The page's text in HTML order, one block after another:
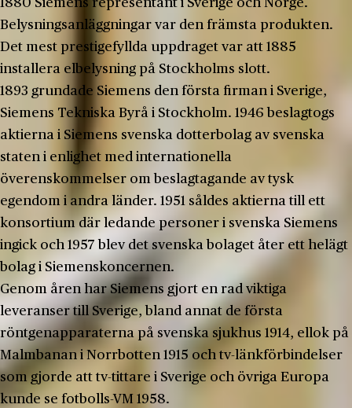
1880 Siemens representant i Sverige och Norge.
Belysningsanläggningar var den främsta produkten.
Det mest prestigefyllda uppdraget var att 1885
installera elbelysning på Stockholms slott.
1893 grundade Siemens den första firman i Sverige,
Siemens Tekniska Byrå i Stockholm. 1946 beslagtogs
aktierna i Siemens svenska dotterbolag av svenska
staten i enlighet med internationella
överenskommelser om beslagtagande av tysk
egendom i andra länder. 1951 såldes aktierna till ett
konsortium där ledande personer i svenska Siemens
ingick och 1957 blev det svenska bolaget åter ett helägt
bolag i Siemenskoncernen.
Genom åren har Siemens gjort en rad viktiga
leveranser till Sverige, bland annat de första
röntgenapparaterna på svenska sjukhus 1914, ellok på
Malmbanan i Norrbotten 1915 och tv-länkförbindelser
som gjorde att tv-tittare i Sverige och övriga Europa
kunde se fotbolls-VM 1958.